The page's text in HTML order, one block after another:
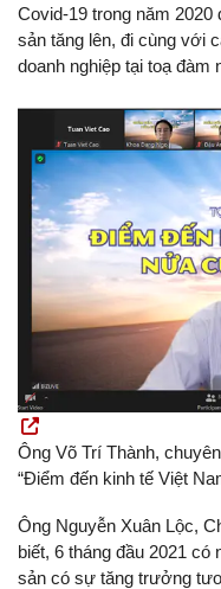
Covid-19 trong năm 2020
sản tăng lên, đi cùng với
doanh nghiệp tại toạ
Ông Võ Trí Thành,
“Điểm đến kinh tế Việt
Ông Nguyễn Xuân Lộc,
biết, 6 tháng đầu 2021 có
sản có sự tăng trưởng